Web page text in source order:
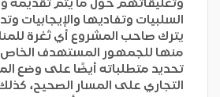
وتعليقاتهم حول ما يتم تقديمه
السلبيات وتفاديها والإيجابيات
يترك صاحب المشروع أي ثغرة
منها للجمهور المستهدف الخاص
تحديد متطلباته أيضًا على وضع
التجاري على المسار الصحيح،